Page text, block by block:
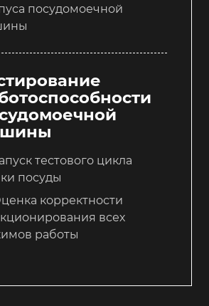
посудомоечной
тестового цикла
посуды
корректности
всех
работы